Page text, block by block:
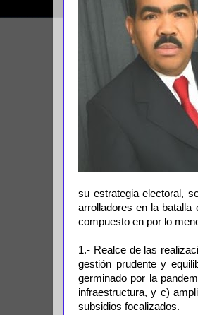
su estrategia electoral,
arrolladores en la
compuesto en por lo
1.- Realce de las
gestión prudente y
germinado por la
infraestructura, y c)
subsidios focalizados.